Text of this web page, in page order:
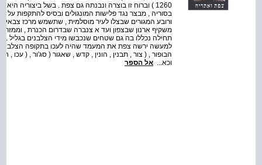
1260 ) וברוח זו בוצרה ונבנתה גם צפת . בשל ביצוריה
בסוריה , מבצר נגד פלישות המונגולים ובסיס להתקפות
ורובע המגורים שבצלו לעיר מוסלמית , שתשמש מרכז
משקיף ארנון שבצפון ועד א צנברה שבדרום הכנרת , וממזרח
תחילה נכללו בה גם שטחים שנכבשו מידי הצלבנים בגליל
למעשה ירשה צפת את המעמד שהיה לעכו בתקופה
הבופור , ( צור , תבנין , הונין , קדש , שאגור ( סג'ור , ( עכו ,
וכא... אל הספר